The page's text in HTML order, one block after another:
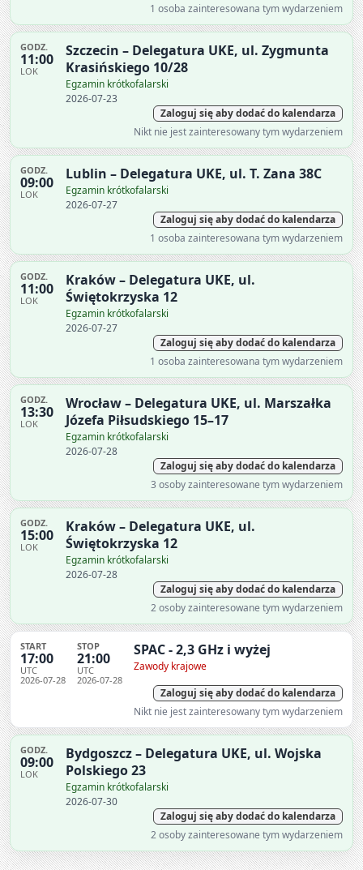
1 osoba zainteresowana tym wydarzeniem
GODZ.
11:00
LOK
Szczecin – Delegatura UKE, ul. Zygmunta
Krasińskiego 10/28
Egzamin krótkofalarski
2026-07-23
Zaloguj się aby dodać do kalendarza
Nikt nie jest zainteresowany tym wydarzeniem
GODZ.
09:00
LOK
Lublin – Delegatura UKE, ul. T. Zana 38C
Egzamin krótkofalarski
2026-07-27
Zaloguj się aby dodać do kalendarza
1 osoba zainteresowana tym wydarzeniem
GODZ.
11:00
LOK
Kraków – Delegatura UKE, ul.
Świętokrzyska 12
Egzamin krótkofalarski
2026-07-27
Zaloguj się aby dodać do kalendarza
1 osoba zainteresowana tym wydarzeniem
GODZ.
13:30
LOK
Wrocław – Delegatura UKE, ul. Marszałka
Józefa Piłsudskiego 15–17
Egzamin krótkofalarski
2026-07-28
Zaloguj się aby dodać do kalendarza
3 osoby zainteresowane tym wydarzeniem
GODZ.
15:00
LOK
Kraków – Delegatura UKE, ul.
Świętokrzyska 12
Egzamin krótkofalarski
2026-07-28
Zaloguj się aby dodać do kalendarza
2 osoby zainteresowane tym wydarzeniem
START
17:00
UTC
2026-07-28
STOP
21:00
UTC
2026-07-28
SPAC - 2,3 GHz i wyżej
Zawody krajowe
Zaloguj się aby dodać do kalendarza
Nikt nie jest zainteresowany tym wydarzeniem
GODZ.
09:00
LOK
Bydgoszcz – Delegatura UKE, ul. Wojska
Polskiego 23
Egzamin krótkofalarski
2026-07-30
Zaloguj się aby dodać do kalendarza
2 osoby zainteresowane tym wydarzeniem